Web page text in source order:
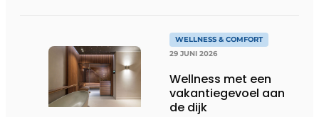
WELLNESS & COMFORT
29 JUNI 2026
Wellness met een
vakantiegevoel aan
de dijk